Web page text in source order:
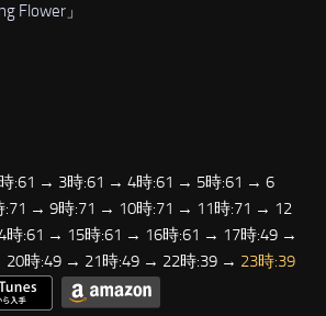
Flower 」
:61 → 3時:61 → 4時:61 → 5時:61 → 6
→ 9時:71 → 10時:71 → 11時:71 → 12
時:61 → 15時:61 → 16時:61 → 17時:49 →
20時:49 → 21時:49 → 22時:39 → 23時:39